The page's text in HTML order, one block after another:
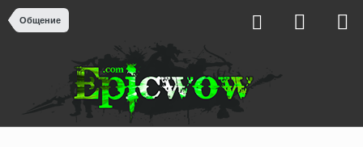
Общение